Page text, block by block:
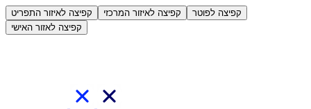
קפיצה לאיזור התפריט קפיצה לאיזור המרכזי
קפיצה לפוטר
קפיצה לאזור האישי